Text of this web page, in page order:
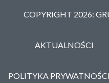
COPYRIGHT 2026:
AKTUALNOŚCI
POLITYKA PRYWATNOŚCI